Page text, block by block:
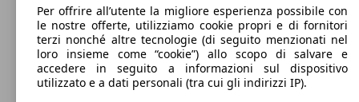
GPL
Carburante
Per offrire all’utente la migliore esperienza possibile con
le nostre offerte, utilizziamo cookie propri e di fornitori
terzi nonché altre tecnologie (di seguito menzionati nel
loro insieme come “cookie”) allo scopo di salvare e
accedere in seguito a informazioni sul dispositivo
utilizzato e a dati personali (tra cui gli indirizzi IP).